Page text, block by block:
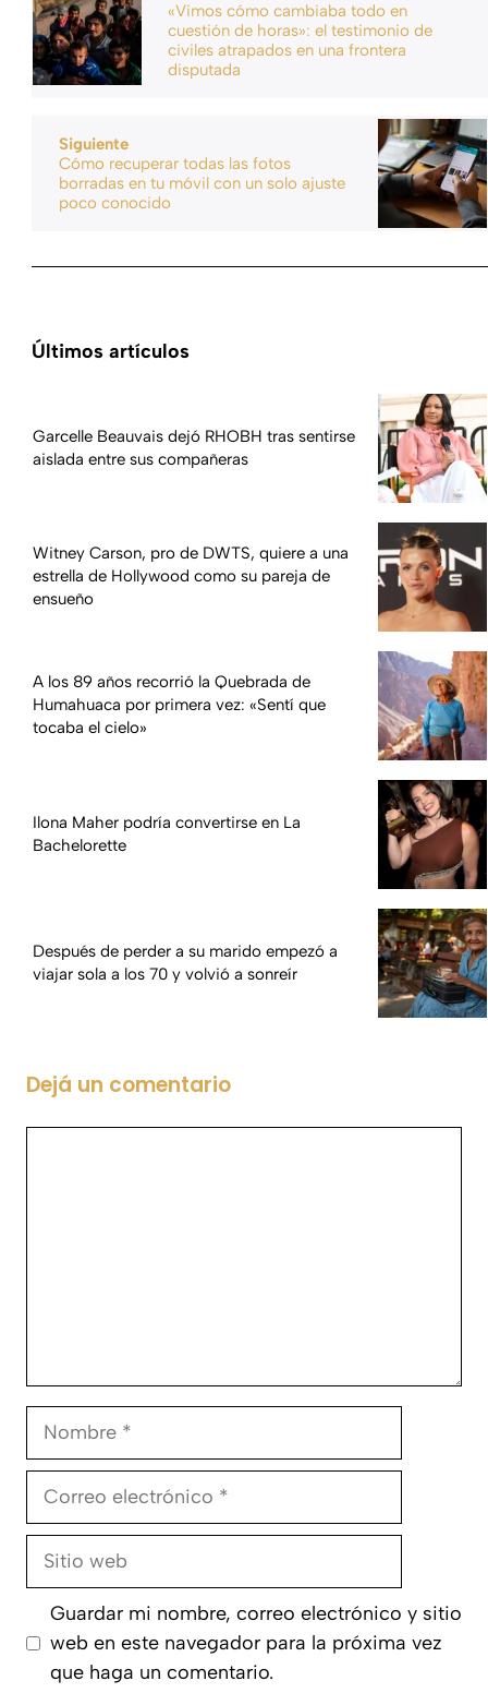
«Vimos cómo cambiaba todo en
cuestión de horas»: el testimonio de
civiles atrapados en una frontera
disputada
Siguiente
Cómo recuperar todas las fotos
borradas en tu móvil con un solo ajuste
poco conocido
Últimos artículos
Garcelle Beauvais dejó RHOBH tras sentirse
aislada entre sus compañeras
Witney Carson, pro de DWTS, quiere a una
estrella de Hollywood como su pareja de
ensueño
A los 89 años recorrió la Quebrada de
Humahuaca por primera vez: «Sentí que
tocaba el cielo»
Ilona Maher podría convertirse en La
Bachelorette
Después de perder a su marido empezó a
viajar sola a los 70 y volvió a sonreír
Dejá un comentario
Nombre
Correo
Sitio
Guardar mi nombre, correo electrónico y sitio
web en este navegador para la próxima vez
que haga un comentario.